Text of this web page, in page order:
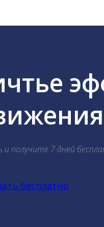
и получите 7 дней
бесплатно